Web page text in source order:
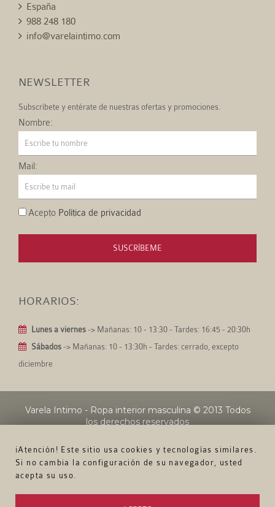
¡Atención! Este sitio usa cookies y tecnologías similares.
Si no cambia la configuración de su navegador, usted
acepta su uso.
España
988 248 180
info@varelaintimo.com
NEWSLETTER
Subscríbete y entérate de nuestras ofertas y promociones.
Nombre:
Mail:
Acepto Política de privacidad
SUSCRÍBEME
HORARIOS:
Lunes a viernes -> Mañanas: 10 - 13:30 - Tardes: 16:45 - 20:30h
Sábados -> Mañanas: 10 - 13:30h - Tardes: cerrado, excepto
diciembre
Varela Intimo - Ropa interior masculina © 2013 Todos
los derechos reservados